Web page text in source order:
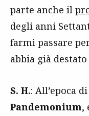
parte anche il
degli anni
farmi passare
abbia già
S. H.: All’epoca di
Pandemonium,